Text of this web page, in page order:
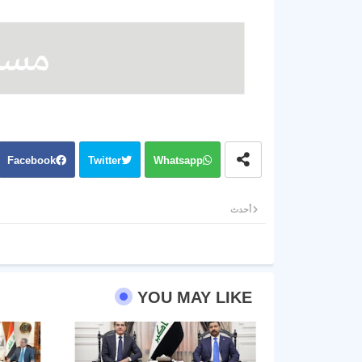
Facebook Twitter Whatsapp
أحدث
YOU MAY LIKE